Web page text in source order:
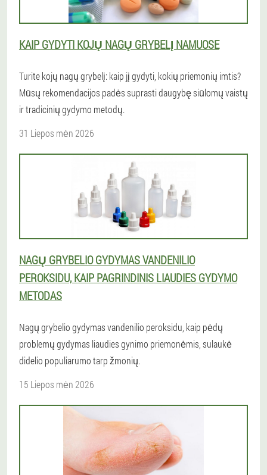
KAIP GYDYTI KOJŲ NAGŲ GRYBELĮ NAMUOSE
Turite kojų nagų grybelį: kaip jį gydyti, kokių priemonių imtis?
Mūsų rekomendacijos padės suprasti daugybę siūlomų vaistų
ir tradicinių gydymo metodų.
31 Liepos mėn 2026
NAGŲ GRYBELIO GYDYMAS VANDENILIO
PEROKSIDU, KAIP PAGRINDINIS LIAUDIES GYDYMO
METODAS
Nagų grybelio gydymas vandenilio peroksidu, kaip pėdų
problemų gydymas liaudies gynimo priemonėmis, sulaukė
didelio populiarumo tarp žmonių.
15 Liepos mėn 2026